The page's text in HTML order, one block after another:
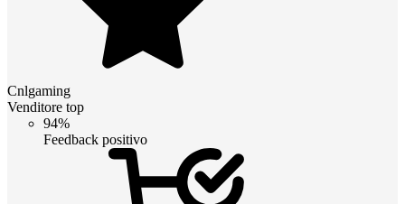
Cnlgaming
Venditore top
94%
Feedback positivo